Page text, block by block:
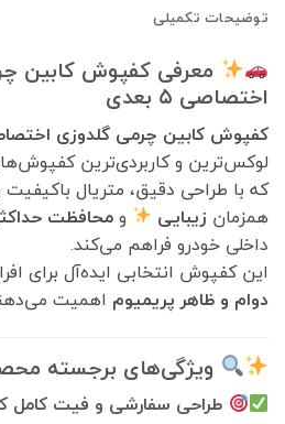
توضیحات تکمیلی
معرفی کفپوش کابین
اختصاصی ۵ بعدی
کفپوش کابین چرمی گلدوزی اختصاصی ۵
لوکس‌ترین و کاربردی‌ترین
که با طراحی دقیق، متریال
همزمان زیبایی ومحافظت
داخلی خودرو فراهم می‌کند.
این کفپوش انتخابی ایده‌آل برای
دوام و ظاهر پریمیوم اهمیت
ویژگی‌های برجسته
طراحی سفارشی و فیت کامل